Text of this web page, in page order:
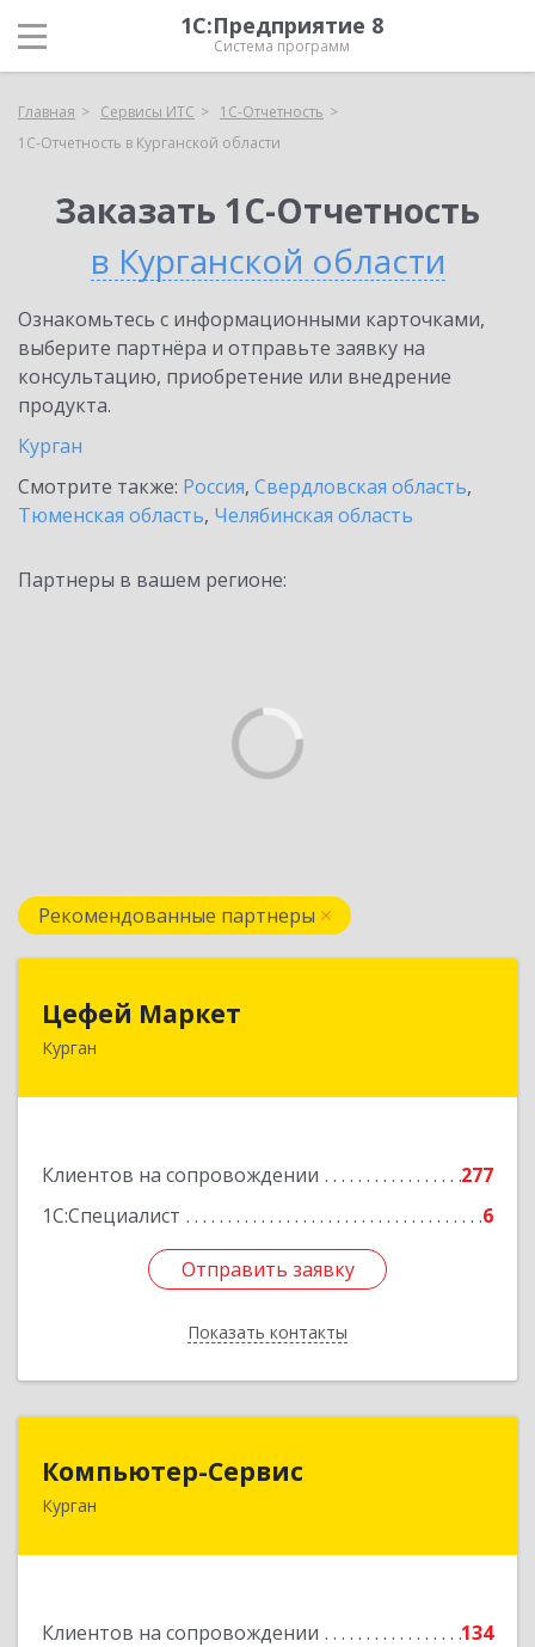
1С:Предприятие 8
Система программ
Главная Сервисы ИТС
1С-Отчетность
1С-Отчетность в Курганской области
Заказать 1С-Отчетность
в Курганской области
Ознакомьтесь с информационными карточками,
выберите партнёра и отправьте заявку на
консультацию, приобретение или внедрение
продукта.
Курган
Смотрите также: Россия, Свердловская область,
Тюменская область, Челябинская область
Партнеры в вашем регионе:
Рекомендованные партнеры
Цефей Маркет
Курган
Клиентов на сопровождении
277
1С:Специалист
6
Отправить заявку
Показать контакты
640002, Курганская обл, Курган г, М.Горького
Отправить заявку
Назад
Компьютер-Сервис
Курган
Клиентов на сопровождении 134